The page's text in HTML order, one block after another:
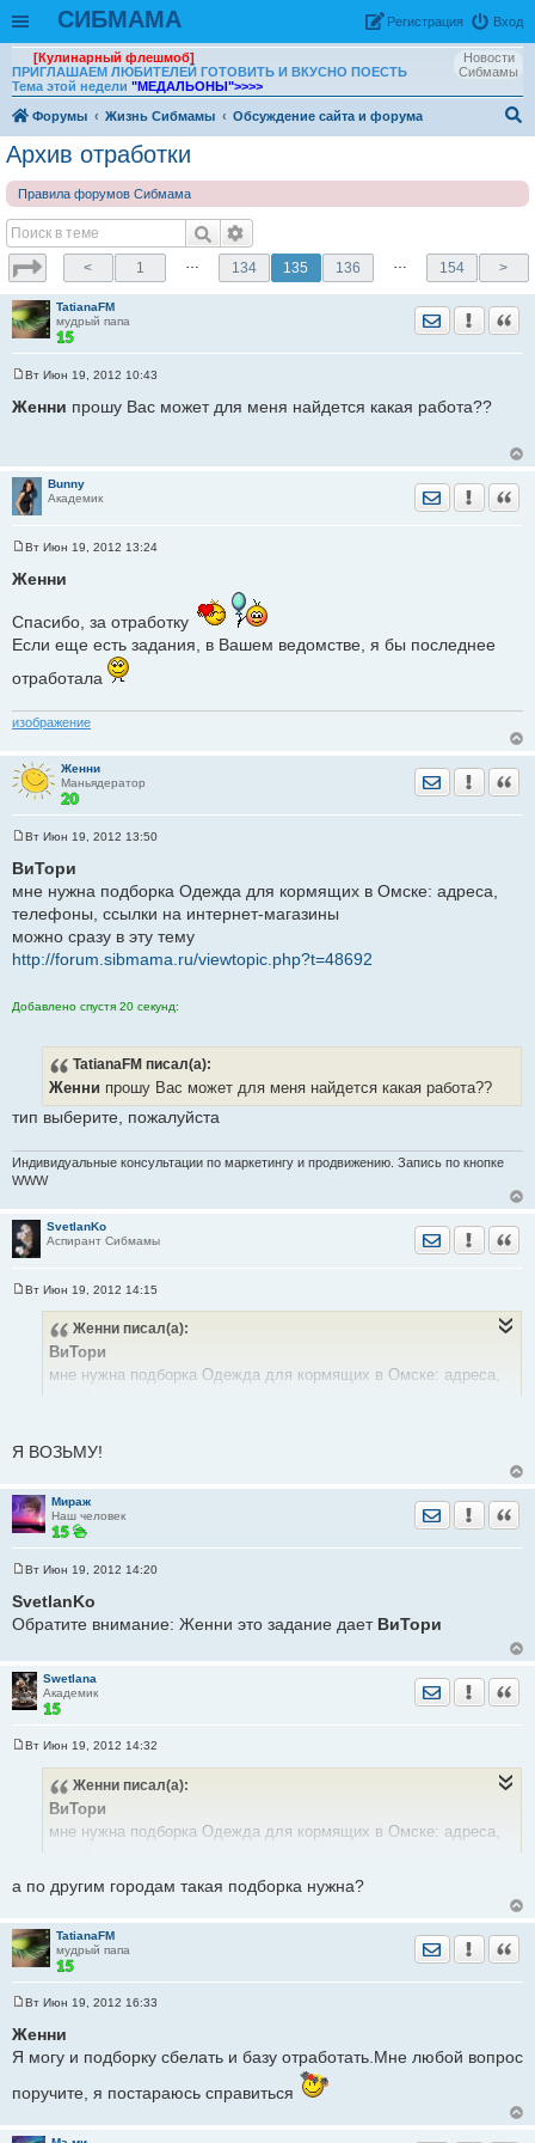
СИБМАМА Вход
Рeгиcтpaция
Новости
Сибмамы
[Кулинарный флешмоб]
ПРИГЛАШАЕМ ЛЮБИТЕЛЕЙ ГОТОВИТЬ И ВКУСНО ПОЕСТЬ
Тема этой недели "МЕДАЛЬОНЫ">>>>
Форумы Жизнь Сибмамы
Обсуждение сайта и форума
Архив отработки
Правила форумов Сибмама
< 1 … 134 135 136 … 154 >
TatianaFM
мудрый папа
Отправить
о
о
и
е
Вт Июн 19, 2012 10:43
Женни прошу Вас может для меня найдется какая работа??
Bunny
Академик
Отправить
о
о
е
н
Вт Июн 19, 2012 13:24
Женни
Спасибо, за отработку
Если еще есть задания, в Вашем ведомстве, я бы последнее
отработала
изображение
Женни
Маньядератор
Отправить
о
б
е
н
е
Вт Июн 19, 2012 13:50
ВиТори
мне нужна подборка Одежда для кормящих в Омске: адреса,
телефоны, ссылки на интернет-магазины
можно сразу в эту тему
http://forum.sibmama.ru/viewtopic.php?t=48692
Добавлено спустя 20 секунд:
TatianaFM писал(а):
Женни прошу Вас может для меня найдется какая работа??
тип выберите, пожалуйста
Индивидуальные консультации по маркетингу и продвижению. Запись по кнопке
WWW
SvetlanKo
Аспирант Сибмамы
Отправить
Вт Июн 19, 2012 14:15
Женни писал(а):
ВиТори
мне нужна подборка Одежда для кормящих в Омске: адреса,
http://forum.sibmama.ru/viewtopic.php?t=48692
Я ВОЗЬМУ!
Мираж
Наш человек
Отправить
о
б
и
е
Вт Июн 19, 2012 14:20
SvetlanKo
Обратите внимание: Женни это задание дает ВиТори
Swetlana
Академик
Отправить
Вт Июн 19, 2012 14:32
Женни писал(а):
ВиТори
мне нужна подборка Одежда для кормящих в Омске: адреса,
http://forum.sibmama.ru/viewtopic.php?t=48692
а по другим городам такая подборка нужна?
TatianaFM
мудрый папа
Отправить
о
о
б
н
е
Вт Июн 19, 2012 16:33
Женни
Я могу и подборку сбелать и базу отработать.Мне любой вопрос
поручите, я постараюсь справиться